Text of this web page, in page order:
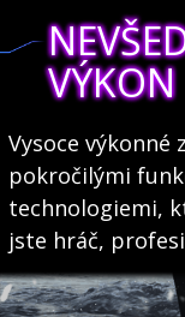
VÝKON
Vysoce výkonné
pokročilými
technologiemi,
jste hráč,